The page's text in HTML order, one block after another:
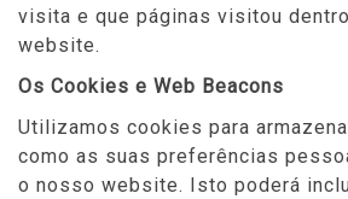
visita e que páginas visitou
website.
Os Cookies e Web Beacons
Utilizamos cookies para
como as suas preferências
o nosso website. Isto poderá